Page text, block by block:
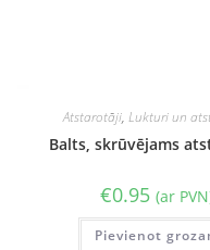
Atstarotāji,Lukturi un
Balts, skrūvējams
€0.95 (ar
Pievienot